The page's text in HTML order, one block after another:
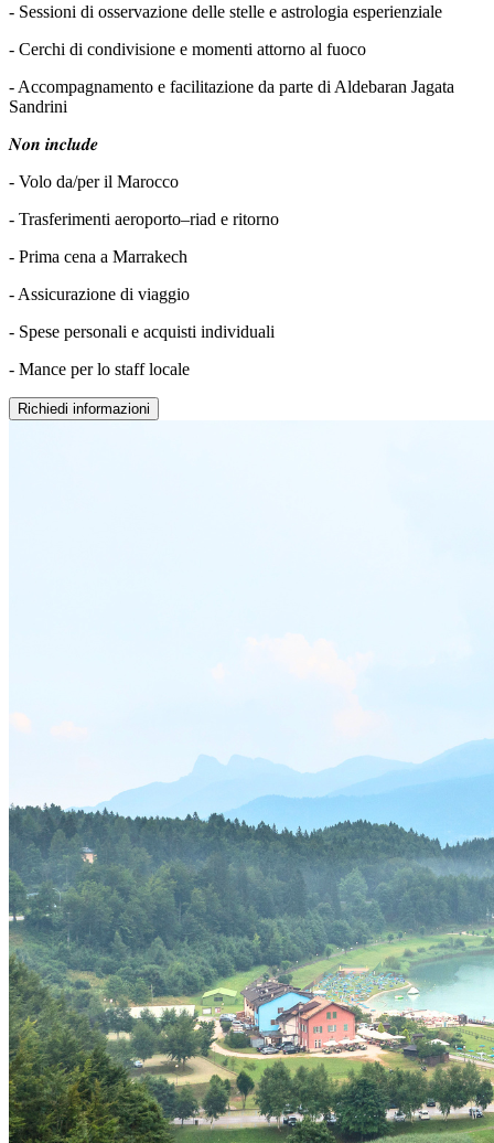
- Sessioni di osservazione delle stelle e astrologia esperienziale
- Cerchi di condivisione e momenti attorno al fuoco
- Accompagnamento e facilitazione da parte di Aldebaran Jagata
Sandrini
𝑵𝒐𝒏 𝒊𝒏𝒄𝒍𝒖𝒅𝒆
- Volo da/per il Marocco
- Trasferimenti aeroporto–riad e ritorno
- Prima cena a Marrakech
- Assicurazione di viaggio
- Spese personali e acquisti individuali
- Mance per lo staff locale
Richiedi informazioni